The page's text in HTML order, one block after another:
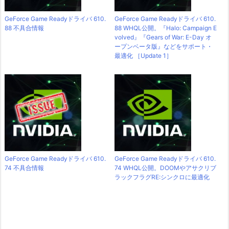
GeForce Game Readyドライバ 610.
88 不具合情報
GeForce Game Readyドライバ 610.
88 WHQL公開。『Halo: Campaign E
volved』『Gears of War: E-Day オ
ープンベータ版』などをサポート・
最適化 ［Update 1］
GeForce Game Readyドライバ 610.
74 不具合情報
GeForce Game Readyドライバ 610.
74 WHQL公開。DOOMやアサクリブ
ラックフラグRE:シンクロに最適化